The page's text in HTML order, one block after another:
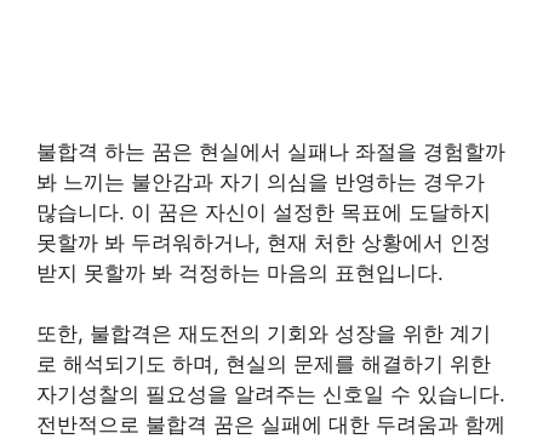
불합격 하는 꿈은 현실에서 실패나 좌절을 경험할까
봐 느끼는 불안감과 자기 의심을 반영하는 경우가
많습니다. 이 꿈은 자신이 설정한 목표에 도달하지
못할까 봐 두려워하거나, 현재 처한 상황에서 인정
받지 못할까 봐 걱정하는 마음의 표현입니다.
또한, 불합격은 재도전의 기회와 성장을 위한 계기
로 해석되기도 하며, 현실의 문제를 해결하기 위한
자기성찰의 필요성을 알려주는 신호일 수 있습니다.
전반적으로 불합격 꿈은 실패에 대한 두려움과 함께